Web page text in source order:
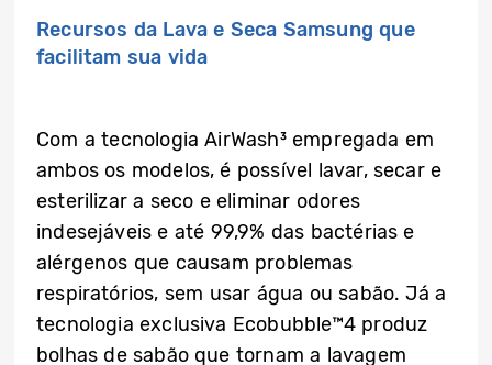
Recursos da Lava e Seca Samsung que
facilitam sua vida
Com a tecnologia AirWash³ empregada em
ambos os modelos, é possível lavar, secar e
esterilizar a seco e eliminar odores
indesejáveis e até 99,9% das bactérias e
alérgenos que causam problemas
respiratórios, sem usar água ou sabão. Já a
tecnologia exclusiva Ecobubble™4 produz
bolhas de sabão que tornam a lavagem